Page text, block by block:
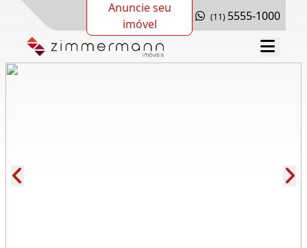
Anuncie seu
imóvel
(11) 5555-1000